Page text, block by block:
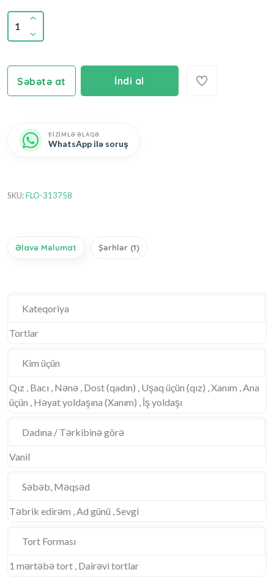
Səbətə at İndi al
BİZİMLƏ ƏLAQƏ
WhatsApp ilə soruş
SKU:FLO-313758
Əlavə Məlumat Şərhlər (1)
Kateqoriya
Tortlar
Kim üçün
Qız , Bacı , Nənə , Dost (qadın) , Uşaq üçün (qız) , Xanım , Ana
üçün , Həyat yoldaşına (Xanım) , İş yoldaşı
Dadına / Tərkibinə görə
Vanil
Səbəb, Məqsəd
Təbrik edirəm , Ad günü , Sevgi
Tort Forması
1 mərtəbə tort , Dairəvi tortlar